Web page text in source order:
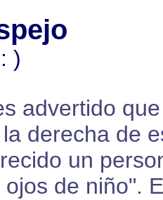
)
advertido
derecha de
un
de niño".